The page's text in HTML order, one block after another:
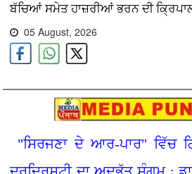
ਬੱਚਿਆਂ ਸਮੇਤ ਹਾਜ਼ਰੀਆਂ ਭਰਨ ਦੀ
05 August, 2026
"ਸਿਰਜਣਾ ਦੇ ਆਰ-ਪਾਰ" ਵਿੱਚ